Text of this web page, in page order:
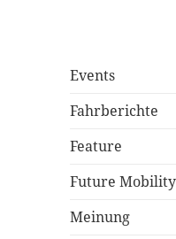
Events
Fahrberichte
Feature
Future Mobility
Meinung